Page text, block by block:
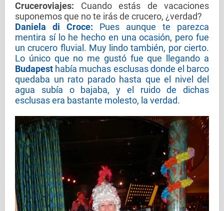
Cruceroviajes:
Cuando estás de vacaciones
suponemos que no te irás de crucero, ¿verdad?
Daniela di Croce:
Pues aunque te parezca
mentira sí lo he hecho en una ocasión, pero fue
un crucero fluvial. Muy lindo también, por cierto.
Lo único que no me gustó fue que llegando a
Budapest había muchas esclusas donde el barco
quedaba un rato parado hasta que el nivel del
agua subía o bajaba, y el ruido de dichas
esclusas era bastante molesto, la verdad.